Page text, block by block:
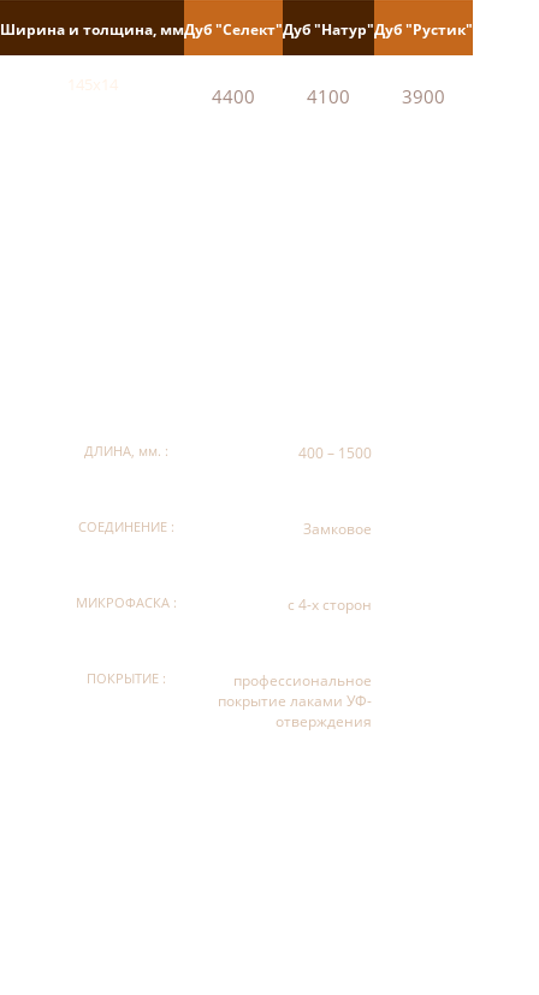
Ширина и толщина, ммДуб "Селект"Дуб "Натур"Дуб "Рустик"
145х14 4400 4100 3900
ДЛИНА, мм. : 400 – 1500
СОЕДИНЕНИЕ : Замковое
МИКРОФАСКА : с 4-х сторон
ПОКРЫТИЕ :
профессиональное
покрытие лаками УФ-
отверждения